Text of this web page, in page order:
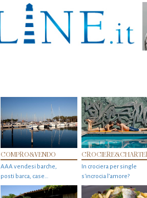
COMPRO&VENDO
AAA vendesi barche,
posti barca, case…
In crociera per single
s'incrocia l’amore?